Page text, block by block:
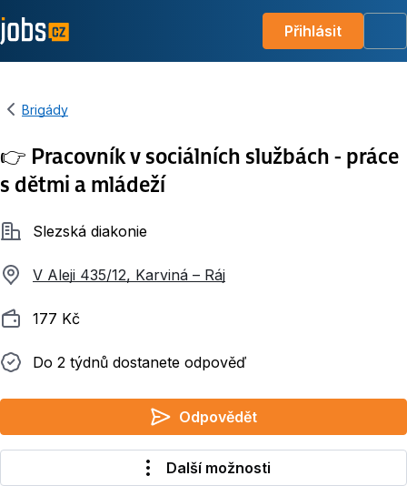
Přihlásit
Brigády
👉 Pracovník v sociálních službách - práce
s dětmi a mládeží
SpolečnostSlezská diakonie
V Aleji 435/12, Karviná – Ráj
Plat 177 Kč
Do 2 týdnů dostanete odpověď
Do 2 týdnů dostanete odpověď
Odpovědět
Další možnosti